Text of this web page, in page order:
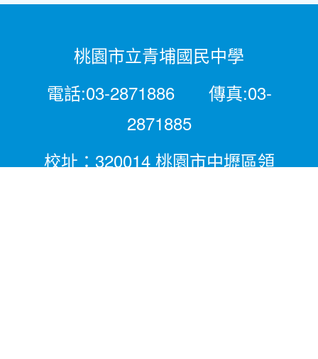
桃園市立青埔國民中學
電話:03-2871886 傳真:03-
2871885
校址：320014 桃園市中壢區領